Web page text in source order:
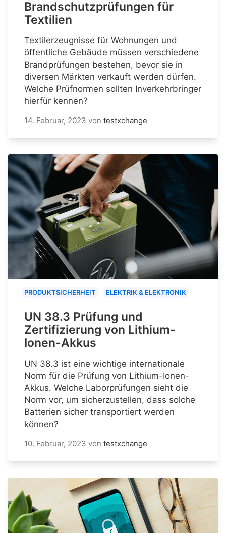
Brandschutzprüfungen für
Textilien
Textilerzeugnisse für Wohnungen und
öffentliche Gebäude müssen verschiedene
Brandprüfungen bestehen, bevor sie in
diversen Märkten verkauft werden dürfen.
Welche Prüfnormen sollten Inverkehrbringer
hierfür kennen?
14. Februar, 2023 von testxchange
PRODUKTSICHERHEIT ELEKTRIK & ELEKTRONIK
UN 38.3 Prüfung und
Zertifizierung von Lithium-
Ionen-Akkus
UN 38.3 ist eine wichtige internationale
Norm für die Prüfung von Lithium-Ionen-
Akkus. Welche Laborprüfungen sieht die
Norm vor, um sicherzustellen, dass solche
Batterien sicher transportiert werden
können?
10. Februar, 2023 von testxchange